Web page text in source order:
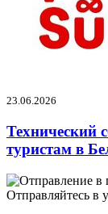
23.06.2026
Технический
туристам в
Отправляйтесь в